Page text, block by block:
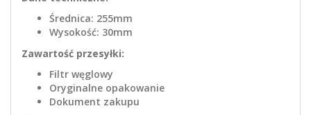
Średnica: 255mm
Wysokość: 30mm
Zawartość przesyłki:
Filtr węglowy
Oryginalne opakowanie
Dokument zakupu